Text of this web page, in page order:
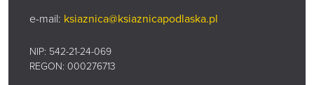
e-mail: ksiaznica@ksiaznicapodlaska.pl
NIP: 542-21-24-069
REGON: 000276713